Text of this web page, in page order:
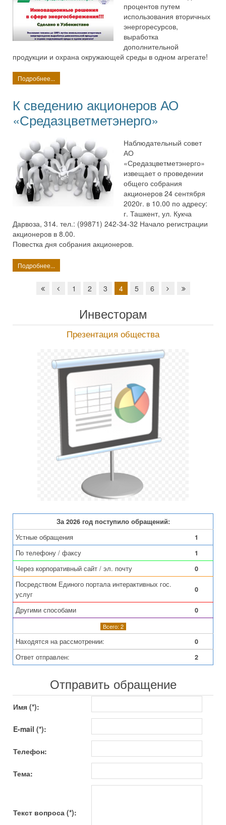
процентов путем
использования вторичных
энергоресурсов,
выработка
дополнительной
продукции и охрана окружающей среды в одном агрегате!
Подробнее...
К сведению акционеров АО
«Средазцветметэнерго»
Наблюдательный совет
АО
«Средазцветметэнерго»
извещает о проведении
общего собрания
акционеров 24 сентября
2020г. в 10.00 по адресу:
г. Ташкент, ул. Кукча
Дарвоза, 314. тел.: (99871) 242-34-32 Начало регистрации
акционеров в 8.00.
Повестка дня собрания акционеров.
Подробнее...
1 2 3 4 5 6
Инвесторам
Презентация общества
За 2026 год поступило обращений:
Устные обращения
1
По телефону / факсу
1
Через корпоративный сайт / эл. почту
0
Посредством Единого портала интерактивных гос.
услуг
0
Другими способами 0
Всего: 2
Находятся на рассмотрении:
0
Ответ отправлен:
2
Отправить обращение
Имя (*):
E-mail (*):
Телефон:
Тема:
Текст вопроса (*):